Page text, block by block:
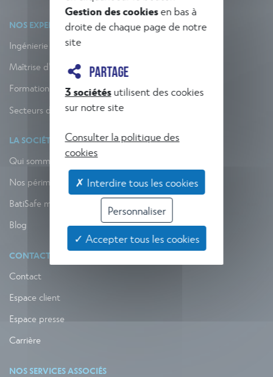
NOS EXPERTISES
Ingénierie
Maîtrise d'œuvre
Formation
Secteurs d'activité
LA SOCIÉTÉ
Qui sommes-nous ?
Nos périmètres d’action
BatiSafe mag
Blog
CONTACT
Contact
Espace client
Espace presse
Carrière
NOS SERVICES ASSOCIÉS
Gestion des cookiesen bas à
droite de chaque page de notre
site
PARTAGE
3 sociétésutilisent des cookies
sur notre site
Consulter la politique des
cookies
✗ Interdire tous les cookies
Personnaliser
✓ Accepter tous les cookies